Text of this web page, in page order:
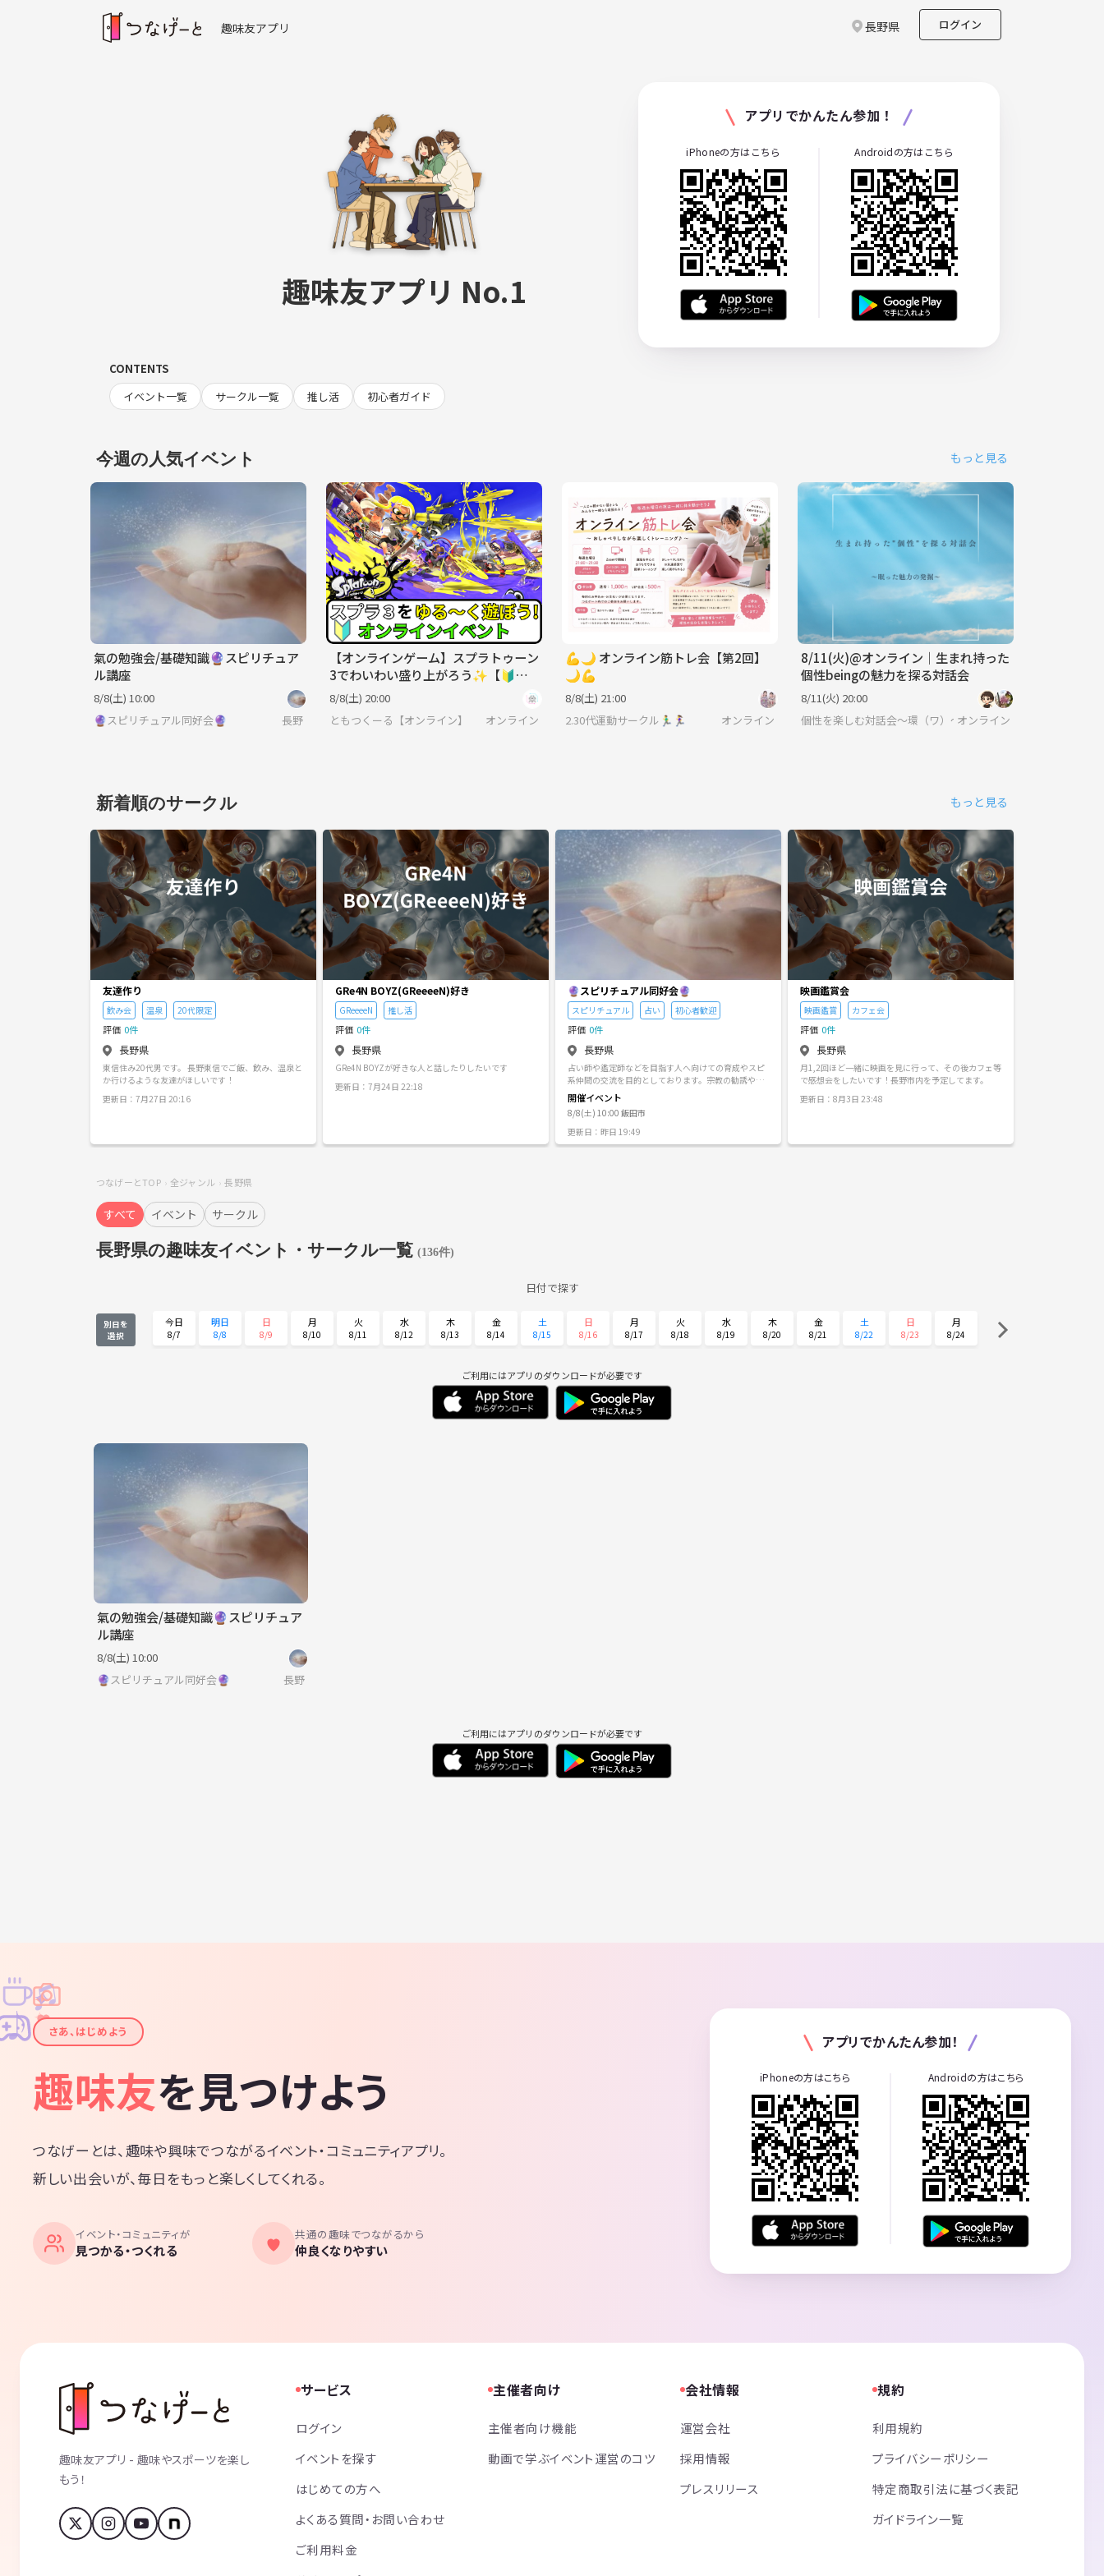
趣味友アプリ 長野県 ログイン
趣味友アプリ No.1
アプリでかんたん参加！
iPhoneの方はこちら Androidの方はこちら
CONTENTS
イベント一覧
サークル一覧 推し活 初心者ガイド
今週の人気イベント もっと見る
氣の勉強会/基礎知識🔮スピリチュア
ル講座
8/8(土) 10:00
🔮スピリチュアル同好会🔮
長野
【オンラインゲーム】スプラトゥーン
3でわいわい盛り上がろう✨【🔰ゲ
ーム初心者歓迎】
8/8(土) 20:00
ともつくーる【オンライン】
オンライン
💪🌙 オンライン筋トレ会【第2回】
🌙💪
8/8(土) 21:00
2.30代運動サークル🏃‍♂️🏃‍♀️
オンライン
8/11(火)@オンライン｜生まれ持った
個性beingの魅力を探る対話会
8/11(火) 20:00
個性を楽しむ対話会〜環（ワ）〜オンライン
新着順のサークル もっと見る
友達作り
飲み会 温泉 20代限定
評価 0件
長野県
東信住み20代男です。 長野東信でご飯、飲み、温泉と
か行けるような友達がほしいです！
更新日：7月27日 20:16
GRe4N BOYZ(GReeeeN)好き
GReeeeN 推し活
評価 0件
長野県
GRe4N BOYZが好きな人と話したりしたいです
更新日：7月24日 22:18
🔮スピリチュアル同好会🔮
スピリチュアル 占い 初心者歓迎
評価 0件
長野県
占い師や鑑定師などを目指す人へ向けての育成やスピ
系仲間の交流を目的としております。宗教の勧誘や他
人の信仰を貶す事はやめましょう。
開催イベント
8/8(土) 10:00 飯田市
更新日：昨日 19:49
映画鑑賞会
映画鑑賞 カフェ会
評価 0件
長野県
月1,2回ほど一緒に映画を見に行って、その後カフェ等
で感想会をしたいです！長野市内を予定してます。
更新日：8月3日 23:48
つなげーとTOP 全ジャンル 長野県
すべて イベント サークル
長野県の趣味友イベント・サークル一覧 (136件)
日付で探す
別日を
選択
今日
8/7
明日
8/8
日
8/9
月
8/10
火
8/11
水
8/12
木
8/13
金
8/14
土
8/15
日
8/16
月
8/17
火
8/18
水
8/19
木
8/20
金
8/21
土
8/22
日
8/23
月
8/24
9/1 9/2 9/3 9/4
ご利用にはアプリのダウンロードが必要です
氣の勉強会/基礎知識🔮スピリチュア
ル講座
8/8(土) 10:00
🔮スピリチュアル同好会🔮
長野
ご利用にはアプリのダウンロードが必要です
✦
✦
✧
✧
♪
♫
さあ、はじめよう
趣味友を見つけよう
つなげーとは、趣味や興味でつながるイベント・コミュニティアプリ。
新しい出会いが、毎日をもっと楽しくしてくれる。
イベント・コミュニティが
見つかる・つくれる
共通の趣味でつながるから
仲良くなりやすい
アプリでかんたん参加！
iPhoneの方はこちら Androidの方はこちら
趣味友アプリ - 趣味やスポーツを楽し
もう！
サービス
ログイン
イベントを探す
はじめての方へ
よくある質問・お問い合わせ
ご利用料金
主催者向け
主催者向け機能
動画で学ぶイベント運営のコツ
会社情報
運営会社
採用情報
プレスリリース
規約
利用規約
プライバシーポリシー
特定商取引法に基づく表記
ガイドライン一覧